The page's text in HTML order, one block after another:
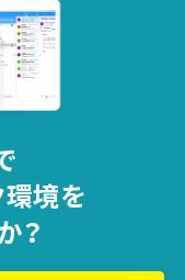
境を
？